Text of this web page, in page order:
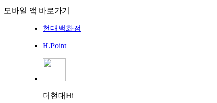
모바일 앱 바로가기
현대백화점
H.Point
더현대Hi